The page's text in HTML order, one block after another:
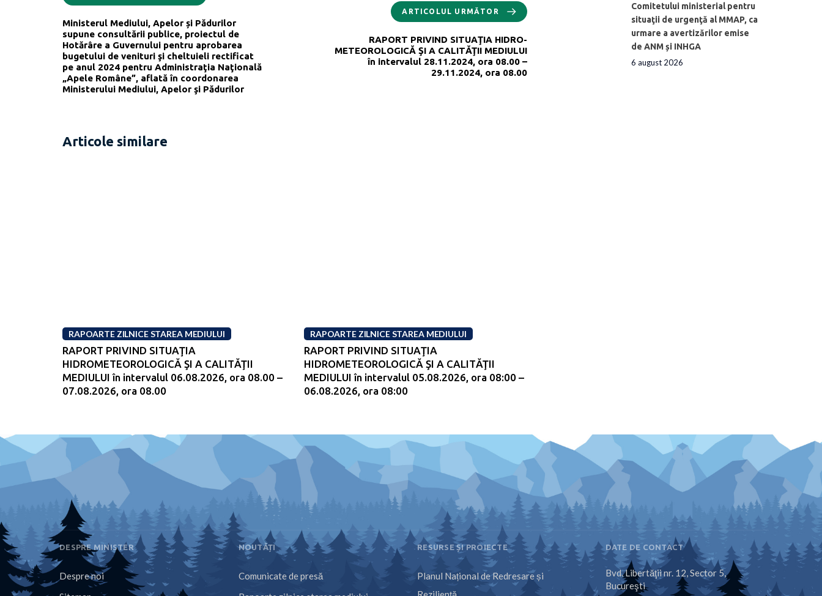
Ministerul Mediului, Apelor și Pădurilor
supune consultării publice, proiectul de
Hotărâre a Guvernului pentru aprobarea
bugetului de venituri şi cheltuieli rectificat
pe anul 2024 pentru Administraţia Naţională
„Apele Române”, aflată în coordonarea
Ministerului Mediului, Apelor şi Pădurilor
ARTICOLUL URMĂTOR
RAPORT PRIVIND SITUAŢIA HIDRO-
METEOROLOGICĂ ŞI A CALITĂŢII MEDIULUI
în intervalul 28.11.2024, ora 08.00 –
29.11.2024, ora 08.00
Articole similare
RAPOARTE ZILNICE STAREA MEDIULUI
RAPORT PRIVIND SITUAŢIA
HIDROMETEOROLOGICĂ ŞI A CALITĂŢII
MEDIULUI în intervalul 06.08.2026, ora 08.00 –
07.08.2026, ora 08.00
RAPOARTE ZILNICE STAREA MEDIULUI
RAPORT PRIVIND SITUAŢIA
HIDROMETEOROLOGICĂ ŞI A CALITĂŢII
MEDIULUI în intervalul 05.08.2026, ora 08:00 –
06.08.2026, ora 08:00
Comitetului ministerial pentru
situaţii de urgenţă al MMAP, ca
urmare a avertizărilor emise
de ANM și INHGA
6 august 2026
DESPRE MINISTER
Despre noi
NOUTĂȚI
Comunicate de presă
RESURSE ȘI PROIECTE
Planul Național de Redresare și
DATE DE CONTACT
Bvd. Libertăţii nr. 12, Sector 5,
Bucureşti